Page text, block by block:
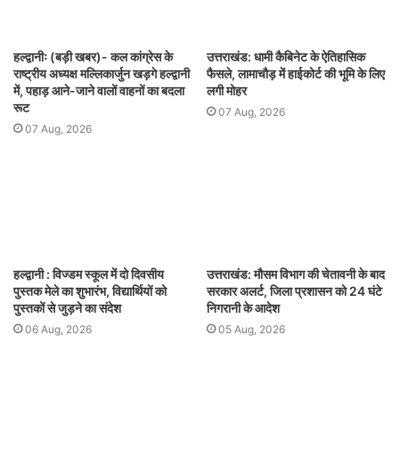
हल्द्वानीः (बड़ी खबर)- कल कांग्रेस के
राष्ट्रीय अध्यक्ष मल्लिकार्जुन खड़गे हल्द्वानी
में, पहाड़ आने-जाने वालों वाहनों का बदला
रूट
07 Aug, 2026
उत्तराखंड: धामी कैबिनेट के ऐतिहासिक
फैसले, लामाचौड़ में हाईकोर्ट की भूमि के लिए
लगी मोहर
07 Aug, 2026
हल्द्वानी : विज्डम स्कूल में दो दिवसीय
पुस्तक मेले का शुभारंभ, विद्यार्थियों को
पुस्तकों से जुड़ने का संदेश
06 Aug, 2026
उत्तराखंड: मौसम विभाग की चेतावनी के बाद
सरकार अलर्ट, जिला प्रशासन को 24 घंटे
निगरानी के आदेश
05 Aug, 2026